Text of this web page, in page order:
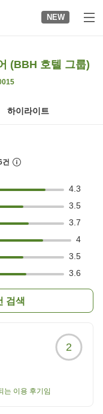
NEW
(BBH 호텔 그룹)
하이라이트
건
4.3
3.5
3.7
4
3.5
3.6
검색
2
는 이용 후기임